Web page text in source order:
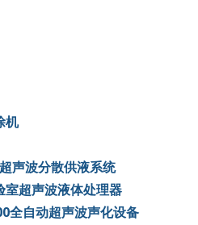
机
声波分散供液系统
超声波液体处理器
自动超声波声化设备